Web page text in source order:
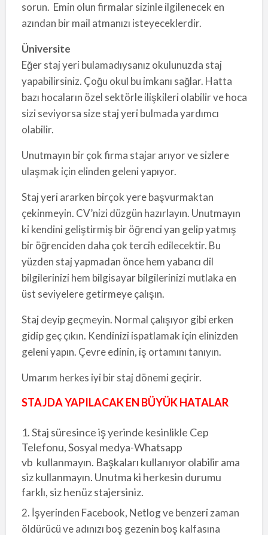
sorun. Emin olun firmalar sizinle ilgilenecek en
azından bir mail atmanızı isteyeceklerdir.
Üniversite
Eğer staj yeri bulamadıysanız okulunuzda staj
yapabilirsiniz. Çoğu okul bu imkanı sağlar. Hatta
bazı hocaların özel sektörle ilişkileri olabilir ve hoca
sizi seviyorsa size staj yeri bulmada yardımcı
olabilir.
Unutmayın bir çok firma stajar arıyor ve sizlere
ulaşmak için elinden geleni yapıyor.
Staj yeri ararken birçok yere başvurmaktan
çekinmeyin. CV’nizi düzgün hazırlayın. Unutmayın
ki kendini geliştirmiş bir öğrenci yan gelip yatmış
bir öğrenciden daha çok tercih edilecektir. Bu
yüzden staj yapmadan önce hem yabancı dil
bilgilerinizi hem bilgisayar bilgilerinizi mutlaka en
üst seviyelere getirmeye çalışın.
Staj deyip geçmeyin. Normal çalışıyor gibi erken
gidip geç çıkın. Kendinizi ispatlamak için elinizden
geleni yapın. Çevre edinin, iş ortamını tanıyın.
Umarım herkes iyi bir staj dönemi geçirir.
STAJDA YAPILACAK EN BÜYÜK HATALAR
1. Staj süresince iş yerinde kesinlikle Cep
Telefonu, Sosyal medya-Whatsapp
vb kullanmayın. Başkaları kullanıyor olabilir ama
siz kullanmayın. Unutma ki herkesin durumu
farklı, siz henüz stajersiniz.
2. İşyerinden Facebook, Netlog ve benzeri zaman
öldürücü ve adınızı boş gezenin boş kalfasına